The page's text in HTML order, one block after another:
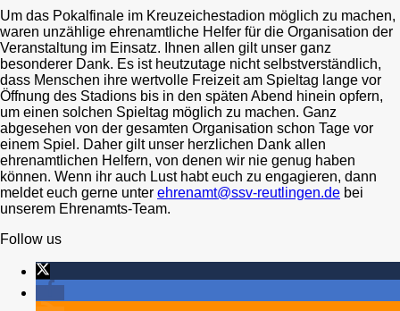
Um das Pokalfinale im Kreuzeichestadion möglich zu machen,
waren unzählige ehrenamtliche Helfer für die Organisation der
Veranstaltung im Einsatz. Ihnen allen gilt unser ganz
besonderer Dank. Es ist heutzutage nicht selbstverständlich,
dass Menschen ihre wertvolle Freizeit am Spieltag lange vor
Öffnung des Stadions bis in den späten Abend hinein opfern,
um einen solchen Spieltag möglich zu machen. Ganz
abgesehen von der gesamten Organisation schon Tage vor
einem Spiel. Daher gilt unser herzlichen Dank allen
ehrenamtlichen Helfern, von denen wir nie genug haben
können. Wenn ihr auch Lust habt euch zu engagieren, dann
meldet euch gerne unter ehrenamt@ssv-reutlingen.de bei
unserem Ehrenamts-Team.
Follow us